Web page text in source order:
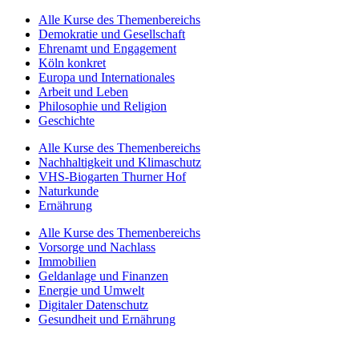
Alle Kurse des Themenbereichs
Demokratie und Gesellschaft
Ehrenamt und Engagement
Köln konkret
Europa und Internationales
Arbeit und Leben
Philosophie und Religion
Geschichte
Alle Kurse des Themenbereichs
Nachhaltigkeit und Klimaschutz
VHS-Biogarten Thurner Hof
Naturkunde
Ernährung
Alle Kurse des Themenbereichs
Vorsorge und Nachlass
Immobilien
Geldanlage und Finanzen
Energie und Umwelt
Digitaler Datenschutz
Gesundheit und Ernährung